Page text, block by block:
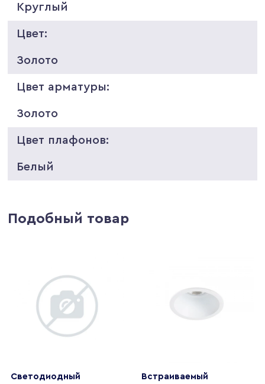
Круглый
Цвет:
Золото
Цвет арматуры:
Золото
Цвет плафонов:
Белый
Подобный товар
Светодиодный
Встраиваемый